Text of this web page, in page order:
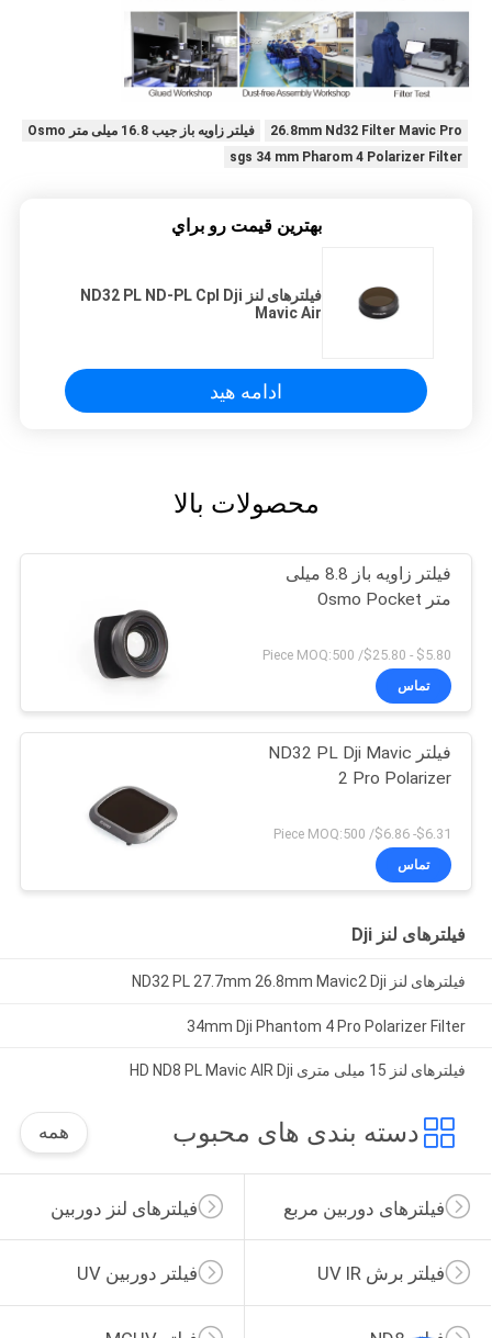
26.8mm Nd32 Filter Mavic Pro
فیلتر زاویه باز جیب 16.8 میلی متر Osmo
sgs 34 mm Pharom 4 Polarizer Filter
بهترين قيمت رو براي
فیلترهای لنز ND32 PL ND-PL Cpl Dji
Mavic Air
ادامه هید
محصولات بالا
فیلتر زاویه باز 8.8 میلی
متر Osmo Pocket
$5.80 - $25.80/ Piece MOQ:500
تماس
فیلتر ND32 PL Dji Mavic
2 Pro Polarizer
$6.31- $6.86/ Piece MOQ:500
تماس
فیلترهای لنز Dji
فیلترهای لنز ND32 PL 27.7mm 26.8mm Mavic2 Dji
34mm Dji Phantom 4 Pro Polarizer Filter
فیلترهای لنز 15 میلی متری HD ND8 PL Mavic AIR Dji
دسته بندی های محبوب همه
فیلترهای لنز دوربین فیلترهای دوربین مربع
فیلتر دوربین UV فیلتر برش UV IR